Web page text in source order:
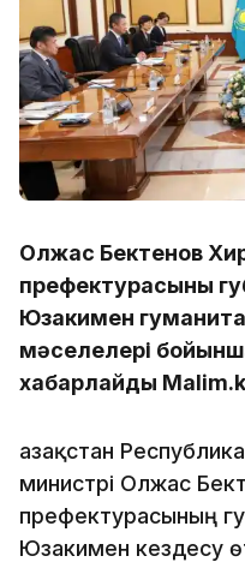
Олжас Бектенов
префектурасының
Юзакимен
мәселелері
хабарлайды
Қазақстан
министрі Олжас
префектурасының
Юзакимен кездесу